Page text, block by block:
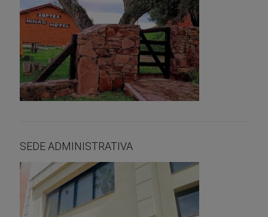
SEDE ADMINISTRATIVA